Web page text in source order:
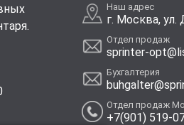
Наш адрес
г. Москва, ул.
Отдел продаж
sprinter-
Бухгалтерия
Отдел продаж
+7(901) 519-